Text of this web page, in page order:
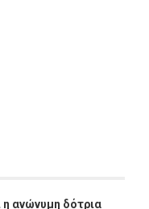
ανώνυμη δότρια